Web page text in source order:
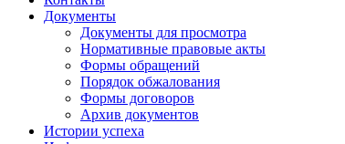
Документы
Документы для просмотра
Нормативные правовые акты
Формы обращений
Порядок обжалования
Формы договоров
Архив документов
Истории успеха